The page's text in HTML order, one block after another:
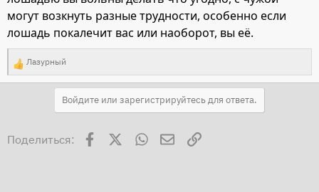
могут возкнуть разные трудности, особенно если
лошадь покалечит вас или наоборот, вы её.
Р
е
ц
Лазурный
Войдите или зарегистрируйтесь для ответа.
Поделиться: Facebook WhatsAppЭлектронная почта
Ссылка